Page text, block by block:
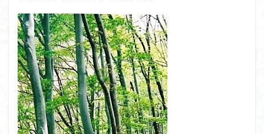
ツバメオモト
ツツジ ツクモグサ
ボタンネコノメソウ
ほら貝
チゴユリ
ヤマエンゴサク
一等三角点
ロッジ山旅企画
ロッジ山旅
ロウバイ
ロープウェイ
ルドラプラヤグ
ルーティーン
ラベンダー畑
ラショウモンカズラ
ユキノシタ
ユカデ
ヤマイワカガミ